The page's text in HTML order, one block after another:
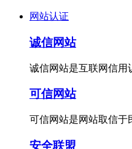
网站认证
诚信网站
诚信网站是互联网信用
可信网站
可信网站是网站取信于
安全联盟